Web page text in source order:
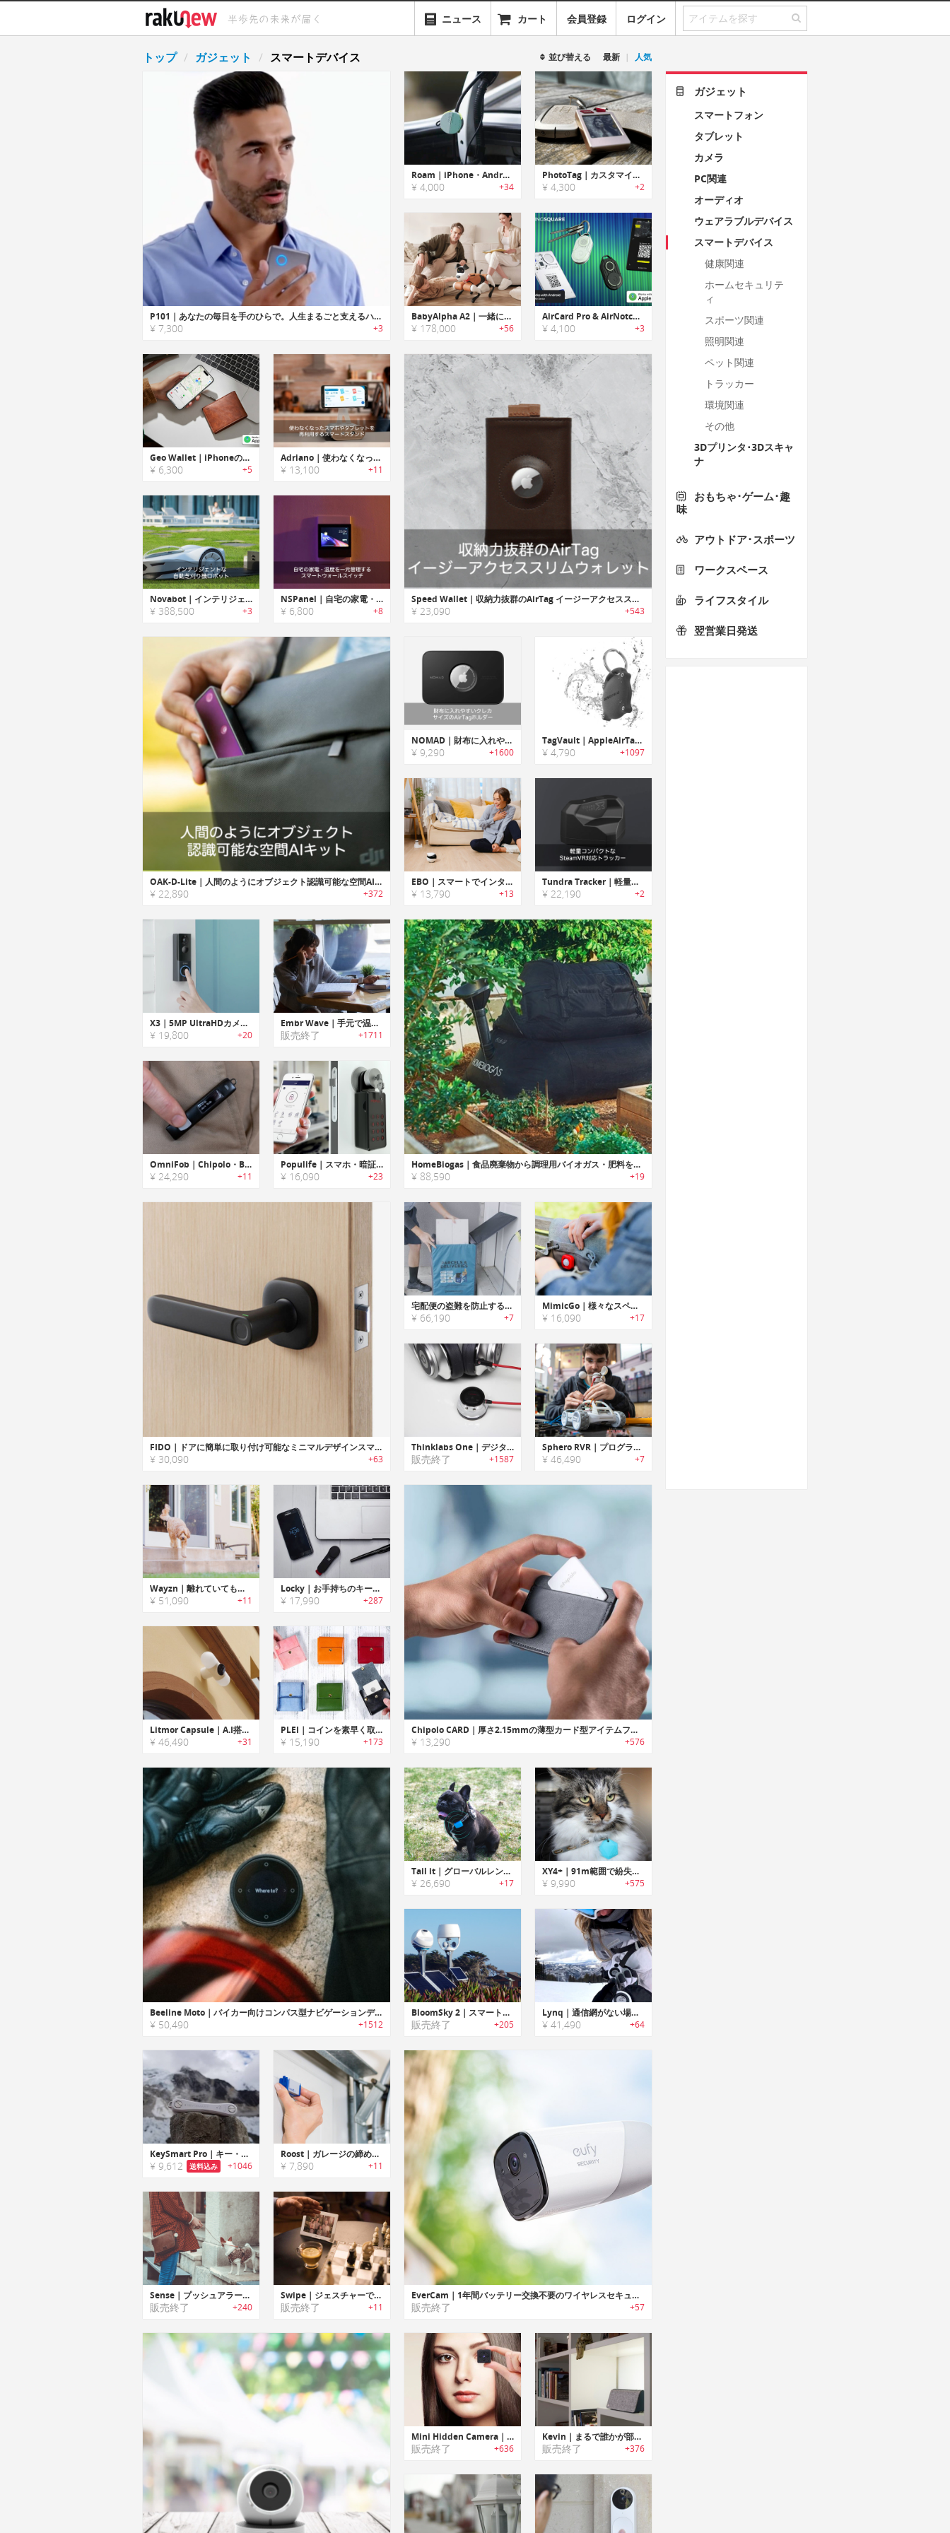
ニュース カート 会員登録 ログイン
トップ ガジェット スマートデバイス 並び替える 最新 人気
P101｜あなたの毎日を手のひらで。人生まるごと支えるハンドヘルドAIデバイス
¥ 7,300 +3
Roam｜iPhone・Android対応スマートトラッカー
¥ 4,000 +34
PhotoTag｜カスタマイズ可能なEインク搭載スマートトラッカー
¥ 4,300 +2
BabyAlpha A2｜一緒に遊んだりご自宅を守ってくれるスマートペットロボット
¥ 178,000 +56
AirCard Pro & AirNotch Pro｜iPhoneとAndroidに互換性あるトラッカー
¥ 4,100 +3
Geo Wallet｜iPhoneの「探す」アプリでいつでも見つけられるスマートウォレット
¥ 6,300 +5
Adriano｜使わなくなったスマホやタブレットを再利用するスマートスタンド「アドリアーノ」
¥ 13,100 +11
Speed Wallet｜収納力抜群のAirTag イージーアクセススリムウォレット
¥ 23,090 +543
Novabot｜インテリジェントな自動芝刈り機ロボット「ノバボット」
¥ 388,500 +3
NSPanel｜自宅の家電・温度を一元管理するスマートウォールスイッチ「NSPパネル」
¥ 6,800 +8
OAK-D-Lite｜人間のようにオブジェクト認識可能な空間AIキット「オークDライト」
¥ 22,890 +372
NOMAD｜財布に入れやすいクレカサイズのAirTagホルダー
¥ 9,290 +1600
TagVault｜AppleAirTag用のウォータープルーフケース
¥ 4,790 +1097
EBO｜スマートでインタラクティブなファミリーコンパニオンロボット「エボ」
¥ 13,790 +13
Tundra Tracker｜軽量コンパクトなSteamVR対応トラッカー
¥ 22,190 +2
X3｜5MP UltraHDカメラ搭載のレーダーモーションセンサードアベル「X3」
¥ 19,800 +20
Embr Wave｜手元で温度を調整可能なリストバンド「エンバーウェーブ」
販売終了 +1711
HomeBiogas｜食品廃棄物から調理用バイオガス・肥料を作成するエコシステム「ホームバイオガス」
¥ 88,590 +19
OmniFob｜Chipolo・BLEロケーター搭載オールインワンスマートキーフォブ「オムニフォブ」
¥ 24,290 +11
Populife｜スマホ・暗証番号でオープン可能なスマートキーボックス「ポピュライフ」
¥ 16,090 +23
FIDO｜ドアに簡単に取り付け可能なミニマルデザインスマートロック「フィドー」
¥ 30,090 +63
宅配便の盗難を防止する折りたたみ式パッケージデリバリーボックス「iDoorBox（アイドアボックス」
¥ 66,190 +7
MimicGo｜様々なスペース・アイテムに取り付け可能なインスタントセキュリティシステム「ミミックゴー」
¥ 16,090 +17
Thinklabs One｜デジタル聴診器
販売終了 +1587
Sphero RVR｜プログラミング/カスタマイズ可能なロボットカー「ローヴァー」
¥ 46,490 +7
Wayzn｜離れていてもペットの為にドアを開けられる自動ドアシステム「ウェイズン」
¥ 51,090 +11
Locky｜お手持ちのキーに取付けるスマートキーオーバーレイ「ロッキー」
¥ 17,990 +287
Chipolo CARD｜厚さ2.15mmの薄型カード型アイテムファインダー「チポロカード」
¥ 13,290 +576
Litmor Capsule｜A.I搭載の180°セキュリティカメラ「リットモーカプセル」
¥ 46,490 +31
PLEI｜コインを素早く取り出せるアイテムトラッカー付きクイックアクセスウォレット「プレイ」
¥ 15,190 +173
Beeline Moto｜バイカー向けコンパス型ナビゲーションデバイス「ビーラインMoto」
¥ 50,490 +1512
Tail it｜グローバルレンジで利用可能なGPSトラッカー「テイルイット」
¥ 26,690 +17
XY4+｜91m範囲で紛失アイテムを発見可能なスマートファインダー「エックスワイ4プラス」
¥ 9,990 +575
BloomSky 2｜スマートウェザーカメラステーション「ブルームスカイ2」
販売終了 +205
Lynq｜通信網がない場所でもメンバーの位置情報をトラッキング可能なロケーショントラッカー「リンク」
¥ 41,490 +64
KeySmart Pro｜キー・スマホを探せるスマート機能搭載キーオーガナイザー「キースマートプロ」
¥ 9,612 送料込み +1046
Roost｜ガレージの締め忘れを防止するスマートガレージドアセンサー「ルースト」
¥ 7,890 +11
EverCam｜1年間バッテリー交換不要のワイヤレスセキュリティーカメラ「エバーカム」
販売終了 +57
Sense｜プッシュアラート通知機能搭載小型スマートセンサー「センス」
販売終了 +240
Swipe｜ジェスチャーで照明や電子デバイスが操作可能な高精度センサー「スワイプ」
販売終了 +11
Mini Hidden Camera｜まるでスパイカメラのように撮影可能な超小型カメラ
販売終了 +636
Kevin｜まるで誰かが部屋いるように錯覚させるIoTセキュリティデバイス「ケビン」
販売終了 +376
ガジェット
スマートフォン
タブレット
カメラ
PC関連
オーディオ
ウェアラブルデバイス
スマートデバイス
健康関連
ホームセキュリテ
ィ
スポーツ関連
照明関連
ペット関連
トラッカー
環境関連
その他
3Dプリンタ･3Dスキャ
ナ
おもちゃ･ゲーム･趣
味
アウトドア･スポーツ
ワークスペース
ライフスタイル
翌営業日発送